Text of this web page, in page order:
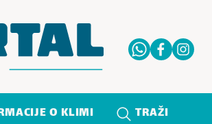
O KLIMI TRAŽI